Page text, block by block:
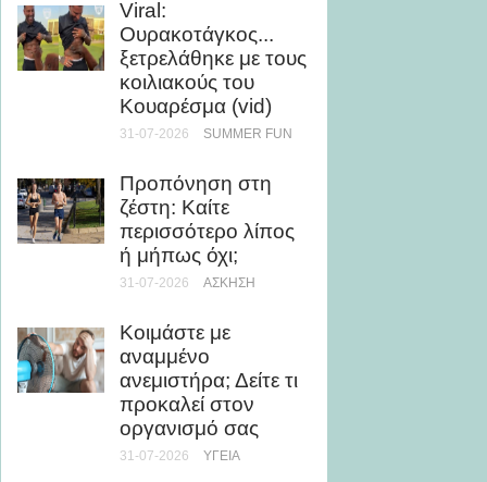
Viral:
Ουρακοτάγκος...
ξετρελάθηκε με τους
κοιλιακούς του
Κουαρέσμα (vid)
31-07-2026 SUMMER FUN
Προπόνηση στη
ζέστη: Καίτε
περισσότερο λίπος
ή μήπως όχι;
31-07-2026 ΆΣΚΗΣΗ
Κοιμάστε με
αναμμένο
ανεμιστήρα; Δείτε τι
προκαλεί στον
οργανισμό σας
31-07-2026 ΥΓΕΊΑ